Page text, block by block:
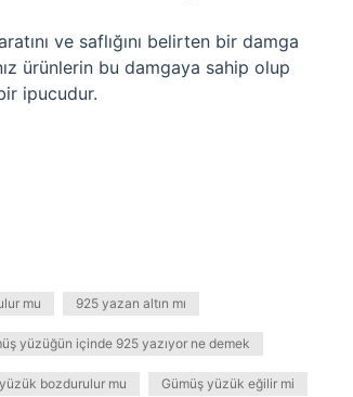
ve saflığını belirten bir damga
ürünlerin bu damgaya sahip olup
ipucudur.
mu 925 yazan altın mı
yüzüğün içinde 925 yazıyor ne demek
bozdurulur mu Gümüş yüzük eğilir mi